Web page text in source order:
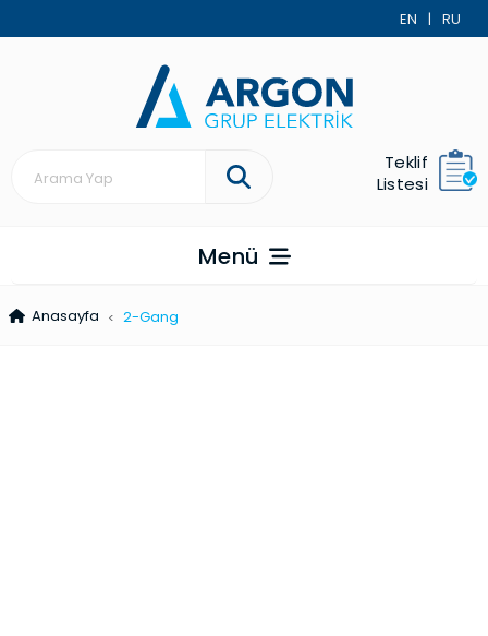
EN | RU
Teklif
Listesi
Menü
Anasayfa 2-Gang